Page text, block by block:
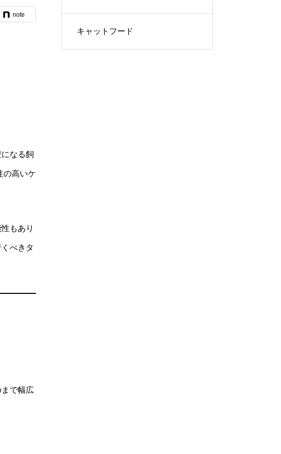
note
なる飼
の高いケ
もあり
べきタ
で幅広
キャットフード